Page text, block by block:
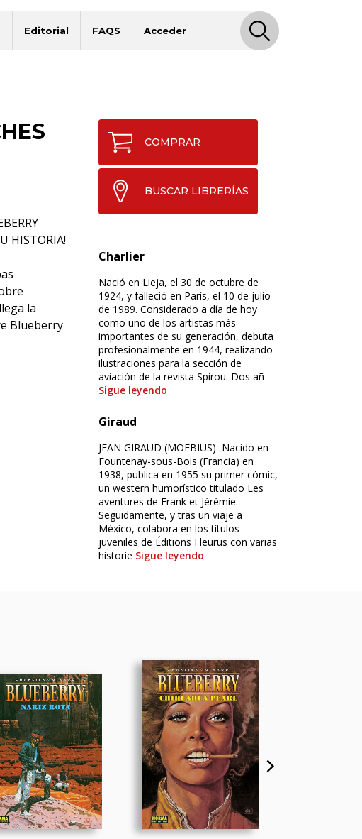
Editorial FAQS Acceder
HISTORIA!
la
Blueberry
COMPRAR
BUSCAR LIBRERÍAS
Charlier
Nació en Lieja, el 30 de octubre de
1924, y falleció en París, el 10 de julio
de 1989. Considerado a día de hoy
como uno de los artistas más
importantes de su generación, debuta
profesionalmente en 1944, realizando
ilustraciones para la sección de
aviación de la revista Spirou. Dos añ
Sigue leyendo
Giraud
JEAN GIRAUD (MOEBIUS) Nacido en
Fountenay-sous-Bois (Francia) en
1938, publica en 1955 su primer cómic,
un western humorístico titulado Les
aventures de Frank et Jérémie.
Seguidamente, y tras un viaje a
México, colabora en los títulos
juveniles de Éditions Fleurus con varias
historie Sigue leyendo